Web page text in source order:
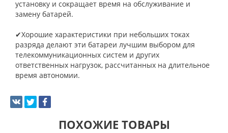
установку и сокращает время на обслуживание и
замену батарей.
✔Хорошие характеристики при небольших токах
разряда делают эти батареи лучшим выбором для
телекоммуникационных систем и других
ответственных нагрузок, рассчитанных на длительное
время автономии.
ПОХОЖИЕ ТОВАРЫ